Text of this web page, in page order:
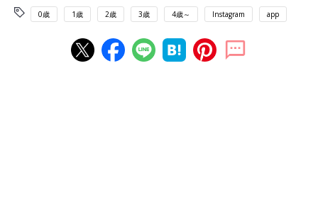
0歳 1歳 2歳 3歳 4歳～ Instagram app